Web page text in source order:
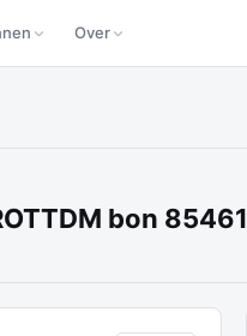
Over
bon 85461